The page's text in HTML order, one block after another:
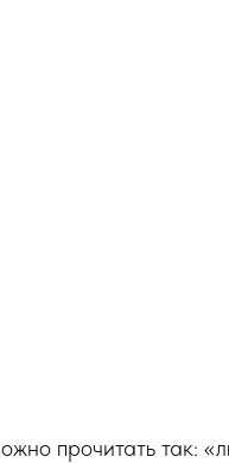
прочитать так: